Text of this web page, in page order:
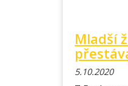
Mladší
5.10.2020